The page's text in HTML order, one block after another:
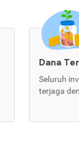
Dana
Seluruh
terjaga